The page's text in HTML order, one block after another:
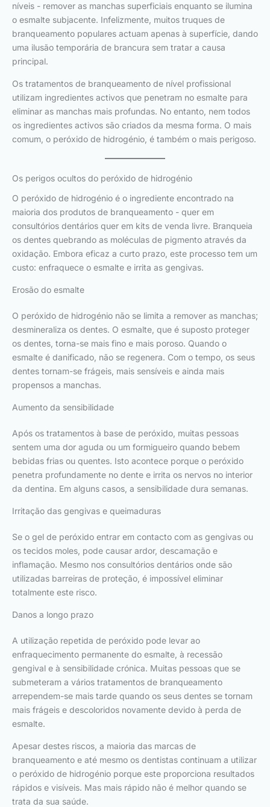
níveis - remover as manchas superficiais enquanto se ilumina
o esmalte subjacente. Infelizmente, muitos truques de
branqueamento populares actuam apenas à superfície, dando
uma ilusão temporária de brancura sem tratar a causa
principal.
Os tratamentos de branqueamento de nível profissional
utilizam ingredientes activos que penetram no esmalte para
eliminar as manchas mais profundas. No entanto, nem todos
os ingredientes activos são criados da mesma forma. O mais
comum, o peróxido de hidrogénio, é também o mais perigoso.
Os perigos ocultos do peróxido de hidrogénio
O peróxido de hidrogénio é o ingrediente encontrado na
maioria dos produtos de branqueamento - quer em
consultórios dentários quer em kits de venda livre. Branqueia
os dentes quebrando as moléculas de pigmento através da
oxidação. Embora eficaz a curto prazo, este processo tem um
custo: enfraquece o esmalte e irrita as gengivas.
Erosão do esmalte
O peróxido de hidrogénio não se limita a remover as manchas;
desmineraliza os dentes. O esmalte, que é suposto proteger
os dentes, torna-se mais fino e mais poroso. Quando o
esmalte é danificado, não se regenera. Com o tempo, os seus
dentes tornam-se frágeis, mais sensíveis e ainda mais
propensos a manchas.
Aumento da sensibilidade
Após os tratamentos à base de peróxido, muitas pessoas
sentem uma dor aguda ou um formigueiro quando bebem
bebidas frias ou quentes. Isto acontece porque o peróxido
penetra profundamente no dente e irrita os nervos no interior
da dentina. Em alguns casos, a sensibilidade dura semanas.
Irritação das gengivas e queimaduras
Se o gel de peróxido entrar em contacto com as gengivas ou
os tecidos moles, pode causar ardor, descamação e
inflamação. Mesmo nos consultórios dentários onde são
utilizadas barreiras de proteção, é impossível eliminar
totalmente este risco.
Danos a longo prazo
A utilização repetida de peróxido pode levar ao
enfraquecimento permanente do esmalte, à recessão
gengival e à sensibilidade crónica. Muitas pessoas que se
submeteram a vários tratamentos de branqueamento
arrependem-se mais tarde quando os seus dentes se tornam
mais frágeis e descoloridos novamente devido à perda de
esmalte.
Apesar destes riscos, a maioria das marcas de
branqueamento e até mesmo os dentistas continuam a utilizar
o peróxido de hidrogénio porque este proporciona resultados
rápidos e visíveis. Mas mais rápido não é melhor quando se
trata da sua saúde.